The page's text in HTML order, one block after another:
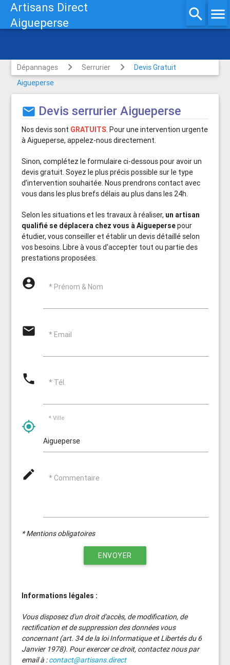
Artisans Direct
Aigueperse
search menu
Dépannages Serrurier
Devis Gratuit
Aigueperse
mail Devis serrurier Aigueperse
Nos devis sont GRATUITS. Pour une intervention urgente
à Aigueperse, appelez-nous directement.
Sinon, complétez le formulaire ci-dessous pour avoir un
devis gratuit. Soyez le plus précis possible sur le type
d’intervention souhaitée. Nous prendrons contact avec
vous dans les plus brefs délais au plus dans les 24h.
Selon les situations et les travaux à réaliser, un artisan
qualifié se déplacera chez vous à Aiguepersepour
étudier, vous conseiller et établir un devis détaillé selon
vos besoins. Libre à vous d'accepter tout ou partie des
prestations proposées.
account_circle * Prénom & Nom
email * Email
phone * Tél.
my_location
* Ville
mode_edit * Commentaire
* Mentions obligatoires
ENVOYER
Informations légales :
Vous disposez d'un droit d'accès, de modification, de
rectification et de suppression des données vous
concernant (art. 34 de la loi Informatique et Libertés du 6
Janvier 1978). Pour exercer ce droit, contactez nous par
email à :contact@artisans.direct